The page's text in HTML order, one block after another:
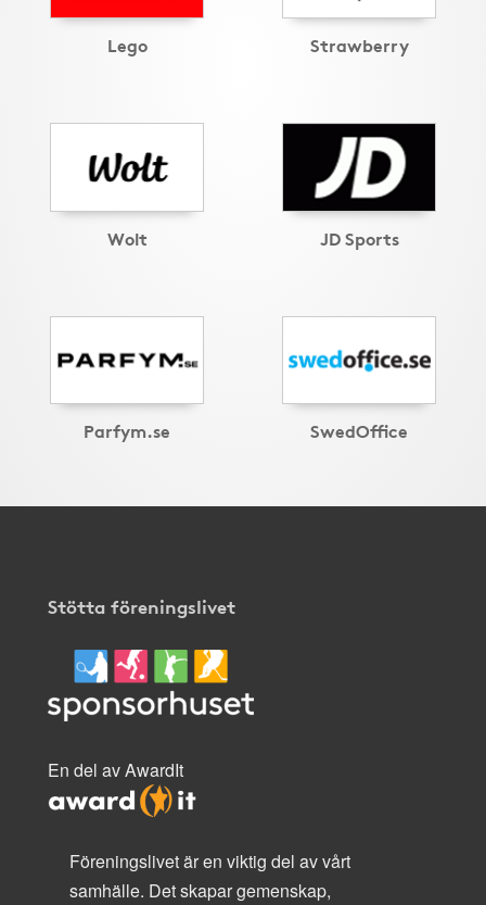
Lego Strawberry
Wolt JD Sports
Parfym.se SwedOffice
Stötta föreningslivet
En del av AwardIt
Föreningslivet är en viktig del av vårt
samhälle. Det skapar gemenskap,